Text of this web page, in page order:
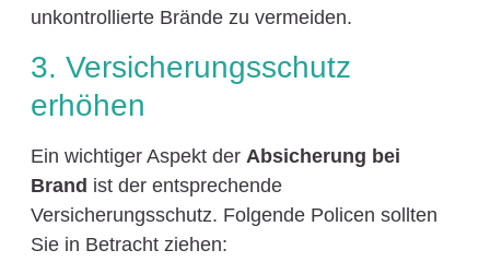
unkontrollierte Brände zu vermeiden.
3. Versicherungsschutz
erhöhen
Ein wichtiger Aspekt der Absicherung bei
Brand ist der entsprechende
Versicherungsschutz. Folgende Policen sollten
Sie in Betracht ziehen: